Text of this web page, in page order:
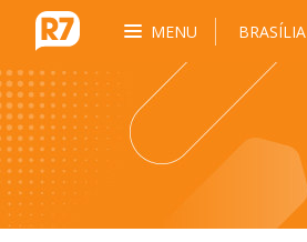
MENU BRASÍLIA